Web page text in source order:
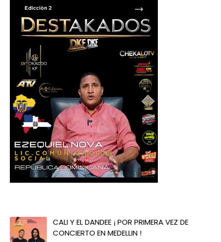
CALI Y EL DANDEE ¡ POR PRIMERA VEZ DE
CONCIERTO EN MEDELLIN !